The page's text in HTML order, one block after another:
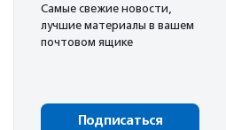
Cамые свежие новости,
лучшие материалы в вашем
почтовом ящике
Подписаться